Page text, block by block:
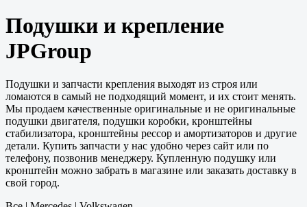
Подушки и крепление
JPGroup
Подушки и запчасти крепления выходят из строя или
ломаются в самый не подходящий момент, и их стоит менять.
Мы продаем качественные оригинальные и не оригинальные
подушки двигателя, подушки коробки, кронштейны
стабилизатора, кронштейны рессор и амортизаторов и другие
детали. Купить запчасти у нас удобно через сайт или по
телефону, позвонив менеджеру. Купленную подушку или
кронштейн можно забрать в магазине или заказать доставку в
свой город.